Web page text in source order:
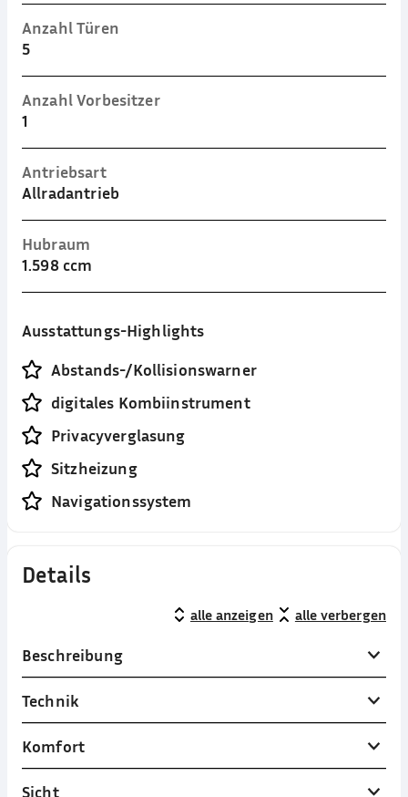
Anzahl Türen
5
Anzahl Vorbesitzer
1
Antriebsart
Allradantrieb
Hubraum
1.598 ccm
Ausstattungs-Highlights
Abstands-/Kollisionswarner
digitales Kombiinstrument
Privacyverglasung
Sitzheizung
Navigationssystem
Details
alle anzeigen alle verbergen
Beschreibung
Technik
Komfort
Sicht